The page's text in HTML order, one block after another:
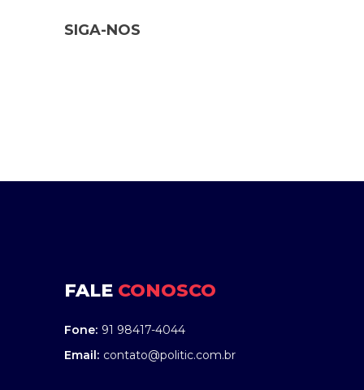
SIGA-NOS
FALE CONOSCO
Fone: 91 98417-4044
Email: contato@politic.com.br